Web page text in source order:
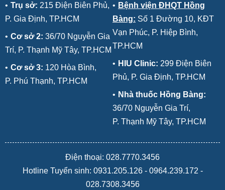
• Trụ sở: 215 Điện Biên Phủ,
P. Gia Định, TP.HCM
• Cơ sở 2: 36/70 Nguyễn Gia
Trí, P. Thạnh Mỹ Tây, TP.HCM
• Cơ sở 3: 120 Hòa Bình,
P. Phú Thạnh, TP.HCM
• Bệnh viện ĐHQT Hồng
Bàng: Số 1 Đường 10, KĐT
Vạn Phúc, P. Hiệp Bình,
TP.HCM
• HIU Clinic: 299 Điện Biên
Phủ, P. Gia Định, TP.HCM
• Nhà thuốc Hồng Bàng:
36/70 Nguyễn Gia Trí,
P. Thạnh Mỹ Tây, TP.HCM
Điện thoại: 028.7770.3456
Hotline Tuyển sinh: 0931.205.126- 0964.239.172 -
028.7308.3456